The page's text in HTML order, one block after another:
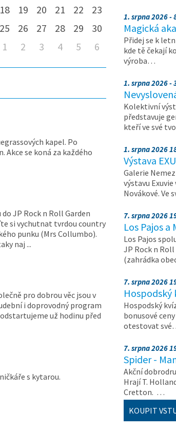
18 19 20 21 22
23
25 26 27 28 29
30
1 2 3 4 5 6
kapel. Po
Akce se koná za každého
do JP Rock n Roll Garden
si vychutnat tvrdou country
punku (Mrs Collumbo).
naj ...
pro dobrou věc jsou v
i doprovodný program
už hodinu před
s kytarou.
1. srpna 2026 -
Magická
Přidej se k
kde tě čekají
výroba…
1. srpna 2026 -
Kolektivní
představuje
kteří ve své
1. srpna 2026
Výstava
Galerie
výstavu
Novákové. Ve
7. srpna 2026
Los Pajos a
Los Pajos
JP Rock n
(zahrádka
7. srpna 2026
Hospodský
Hospodský
bonusové
otestovat
7. srpna 2026
Spider -
Akční
Hrají T.
Cretton. …
KOUPIT